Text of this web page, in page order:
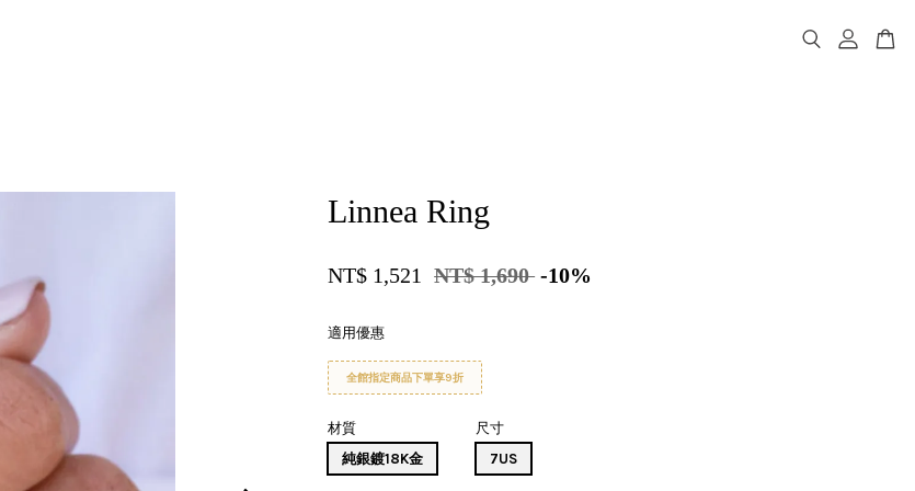
Linnea Ring
NT$ 1,521 NT$ 1,690 -10%
適用優惠
全館指定商品下單享9折
材質
純銀鍍18K金
尺寸
7US
您的購物車目前還是空的。